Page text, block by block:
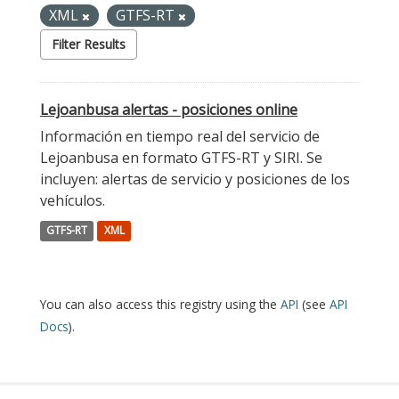
XML
GTFS-RT
Filter Results
Lejoanbusa alertas - posiciones online
Información en tiempo real del servicio de
Lejoanbusa en formato GTFS-RT y SIRI. Se
incluyen: alertas de servicio y posiciones de los
vehículos.
GTFS-RT XML
You can also access this registry using the API (see API
Docs).